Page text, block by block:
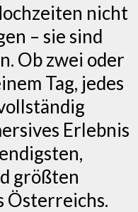
nicht
– sie sind
Ob zwei oder
Tag, jedes
Erlebnis
größten
Österreichs.